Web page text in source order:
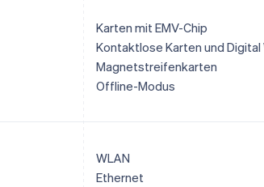
Karten mit EMV-Chip
Kontaktlose Karten und Digital
Magnetstreifenkarten
Offline-Modus
WLAN
Ethernet